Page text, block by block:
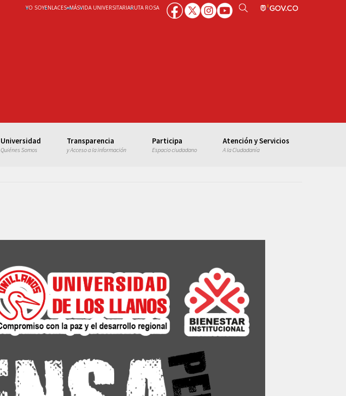
YO SOYENLACES+MÁSVIDA UNIVERSITARIARUTA ROSA
Universidad
Quiénes Somos
Transparencia
y Acceso a la información
Participa
Espacio ciudadano
Atención y Servicios
A la Ciudadanía